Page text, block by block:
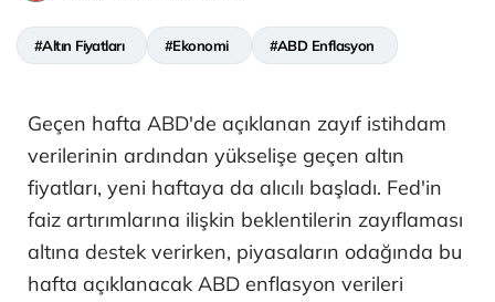
#Altın Fiyatları #Ekonomi #ABD Enflasyon
Geçen hafta ABD'de açıklanan zayıf istihdam
verilerinin ardından yükselişe geçen altın
fiyatları, yeni haftaya da alıcılı başladı. Fed'in
faiz artırımlarına ilişkin beklentilerin zayıflaması
altına destek verirken, piyasaların odağında bu
hafta açıklanacak ABD enflasyon verileri